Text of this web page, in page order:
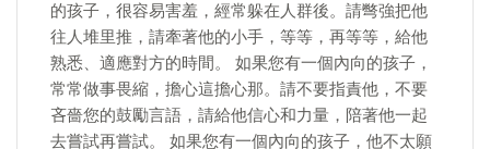
的孩子，很容易害羞，經常躲在人群後。請彆強把他
往人堆里推，請牽著他的小手，等等，再等等，給他
熟悉、適應對方的時間。 如果您有一個內向的孩子，
常常做事畏縮，擔心這擔心那。請不要指責他，不要
吝嗇您的鼓勵言語，請給他信心和力量，陪著他一起
去嘗試再嘗試。 如果您有一個內向的孩子，他不太願